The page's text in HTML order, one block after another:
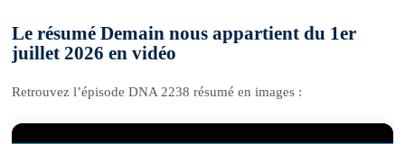
Le résumé Demain nous appartient du 1er
juillet 2026 en vidéo
Retrouvez l’épisode DNA 2238 résumé en images :